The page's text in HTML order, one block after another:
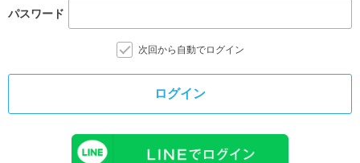
パスワード
次回から自動でログイン
ログイン